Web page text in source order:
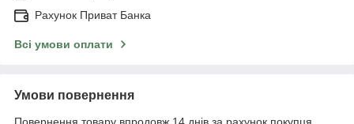
Рахунок Приват Банка
Всі умови оплати
Умови повернення